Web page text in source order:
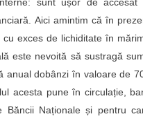
Aici amintim că în
exces de lichiditate în
este nevoită să sustragă
anual dobânzi în valoare de
acesta pune în circulație,
Naționale și pentru